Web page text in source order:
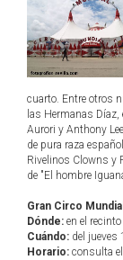
cuarto. Entre otros
las Hermanas
Aurori y Anthony
de pura raza
Rivelinos Clowns y
de "El hombre
Gran Circo
Dónde: en el
Cuándo: del jueves
Horario: consulta el